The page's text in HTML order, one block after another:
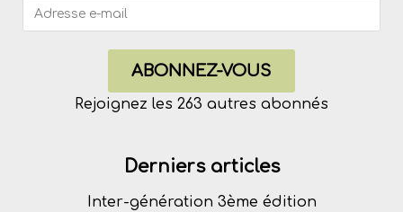
ABONNEZ-VOUS
Rejoignez les 263 autres abonnés
Derniers articles
Inter-génération 3ème édition